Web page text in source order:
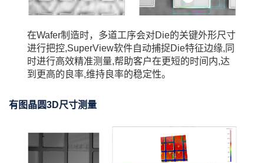
在Wafer制造时，多道工序会对Die的关键外形尺寸
进行把控,SuperView软件自动捕捉Die特征边缘,同
时进行高效精准测量,帮助客户在更短的时间内,达
到更高的良率,维持良率的稳定性。
有图晶圆3D尺寸测量